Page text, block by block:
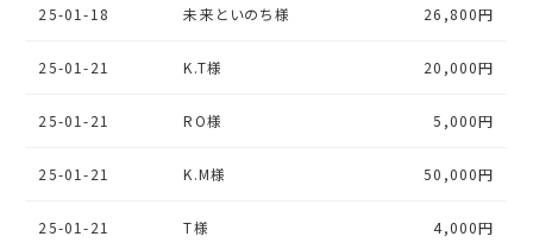
25-01-18 未来といのち様 26,800円
25-01-21 K.T様 20,000円
25-01-21 RO様 5,000円
25-01-21 K.M様 50,000円
25-01-21 T様 4,000円